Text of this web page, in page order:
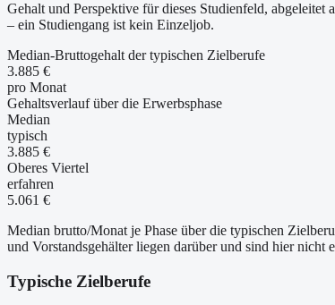
Gehalt und Perspektive für dieses Studienfeld,
– ein Studiengang ist kein Einzeljob.
Median-Bruttogehalt der typischen Zielberufe
3.885 €
pro Monat
Gehaltsverlauf über die Erwerbsphase
Median
typisch
3.885 €
Oberes Viertel
erfahren
5.061 €
Median brutto/Monat je Phase über die typischen
und Vorstandsgehälter liegen darüber und sind hier nicht
Typische Zielberufe